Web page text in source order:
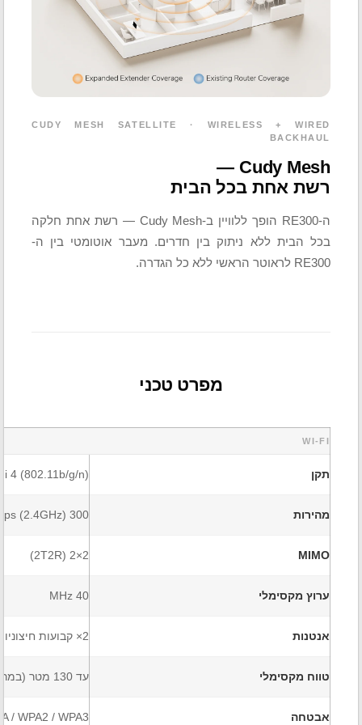
CUDY MESH SATELLITE · WIRELESS + WIRED
BACKHAUL
Cudy Mesh —
רשת אחת בכל הבית
ה-RE300 הופך ללוויין ב-Cudy Mesh — רשת אחת חלקה
בכל הבית ללא ניתוק בין חדרים. מעבר אוטומטי בין ה-
RE300 לראוטר הראשי ללא כל הגדרה.
מפרט טכני
WI-FI
תקן 4 (802.11b/g/n)
מהירות 300 Mbps (2.4GHz)
MIMO
2×2 (2T2R)
ערוץ מקסימלי 40 MHz
אנטנות 2× קבועות חיצוניות
טווח מקסימלי עד 130 מטר (במרחב פתוח)
אבטחה / WPA2 / WPA3